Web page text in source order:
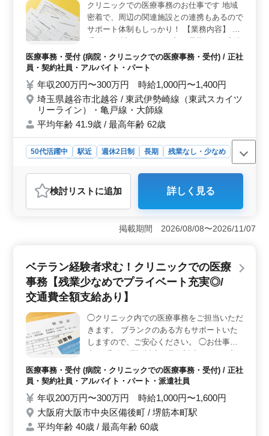
療事務経験者が求められており、これまでの経験が豊富
な方にとって理想的な環境です。 ＜働きやすい労働
環境＞ 週5日勤務で、土日祝および年間休日が120日以
上確保されています。夏季や年末年始、GWなどの長期休
暇も充実しており、ワークライフバランスを大切にする
方に適した働き方が整っています。
クリニックでの医療事務のお仕事です 地域
密着で、周辺の関連施設との連携もあるので
サポート体制もしっかり！ 【業務内容】 ・
・レセプト作成 ・診療補助 等 ＊50代の方も
活躍中！ ＊医療事務、医療秘書、病院受付
募お待ちしております！
医療事務・受付 (病院・クリニックでの医療事務・受付) / 正社
員・契約社員・アルバイト・パート
年収200万円〜300万円 時給1,000円〜1,400円
埼玉県越谷市北越谷 / 東武伊勢崎線（東武スカイツ
リーライン）・亀戸線・大師線
平均年齢 41.9歳 / 最高年齢 62歳
50代活躍中 駅近 週休2日制 長期
残業なし・少なめ
おすすめポイント
＜40代以上の方が活躍中！社会保障完備のクリニックで
の医療事務＞ 埼玉県越谷市北越谷にあるクリニックで
の医療事務のお仕事です。地域に密着したクリニックで
＞ 主な業務内容は、受付、会計、カルテ作成、電子カ
ルテ入力、レセプト作成、診療補助などです。50代の方
も活躍しており、これまでの医療事務や医療秘書、病院
受付などの経験を活かすことができます。経験豊富な
方々のご応募をお待ちしています。 ＜応募条件と給
与等＞ 必要な資格や学歴は不問です。医療事務経験や
レセプト実務経験があれば、ぜひご応募ください。年収
は200万円から300万円、時給は1,000円から1,400円とな
検討リスト に追加 詳しく見る
掲載期間 2026/08/08〜2026/11/07
ベテラン経験者求む！クリニックでの医療
事務【残業少なめでプライベート充実◎/
交通費全額支給あり】
◯クリニック内での医療事務をご担当いただ
きます。 ブランクのある方もサポートいた
しますので、ご安心ください。 ◯お仕事内
作成 ・カルテ入力 ・診療補助 ◯特徴 ＊週3
日以上からでOK ＊40代以上歓迎、シニア活
代の方もご活躍されております。 皆様のご
応募、お待ちしております！
医療事務・受付 (病院・クリニックでの医療事務・受付) / 正社
員・契約社員・アルバイト・パート・派遣社員
年収200万円〜300万円 時給1,000円〜1,600円
大阪府大阪市中央区備後町 / 堺筋本町駅
平均年齢 40歳 / 最高年齢 60歳